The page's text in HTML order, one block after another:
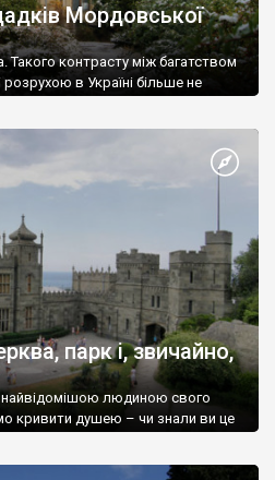
Мордовської
Такого контрасту між багатством
в Україні більше не
парк і, звичайно,
найвідомішою людиною свого
кривити душею – чи знали ви це